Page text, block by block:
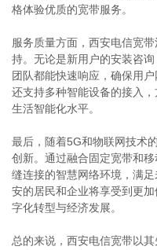
格体验优质的宽带服务。
服务质量方面，西安电信宽
持。无论是新用户的安装咨
团队都能快速响应，确保用
还支持多种智能设备的接入
生活智能化水平。
最后，随着5G和物联网技术
创新。通过融合固定宽带和
缝连接的智慧网络环境，满
安的居民和企业将享受到更
字化转型与经济发展。
总的来说，西安电信宽带以